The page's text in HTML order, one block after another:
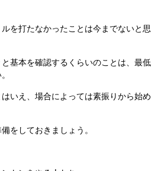
を打たなかったことは今までないと思
基本を確認するくらいのことは、最低
いえ、場合によっては素振りから始め
をしておきましょう。